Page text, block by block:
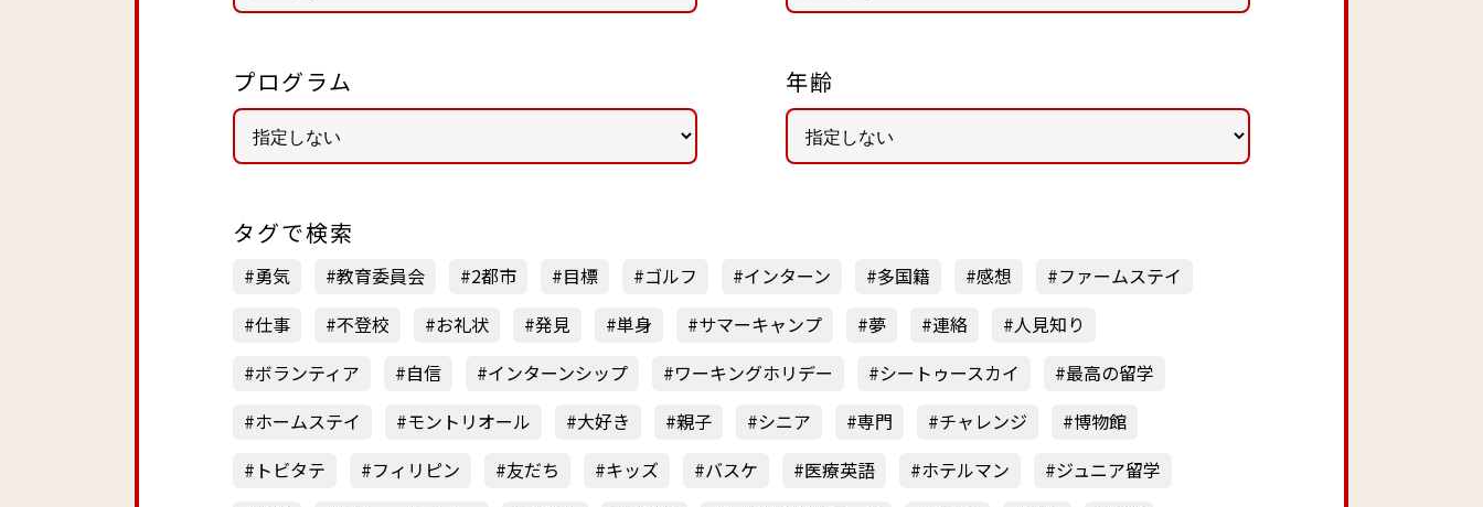
プログラム 年齢
タグで検索
勇気 教育委員会 2都市 目標 ゴルフ インターン 多国籍 感想
ファームステイ
仕事
不登校 お礼状 発見 単身 サマーキャンプ 夢 連絡
人見知り
ボランティア
自信 インターンシップ ワーキングホリデー シートゥースカイ
最高の留学
ホームステイ
モントリオール 大好き 親子 シニア 専門 チャレンジ
博物館
トビタテ
フィリピン 友だち キッズ バスケ 医療英語 ホテルマン
ジュニア留学